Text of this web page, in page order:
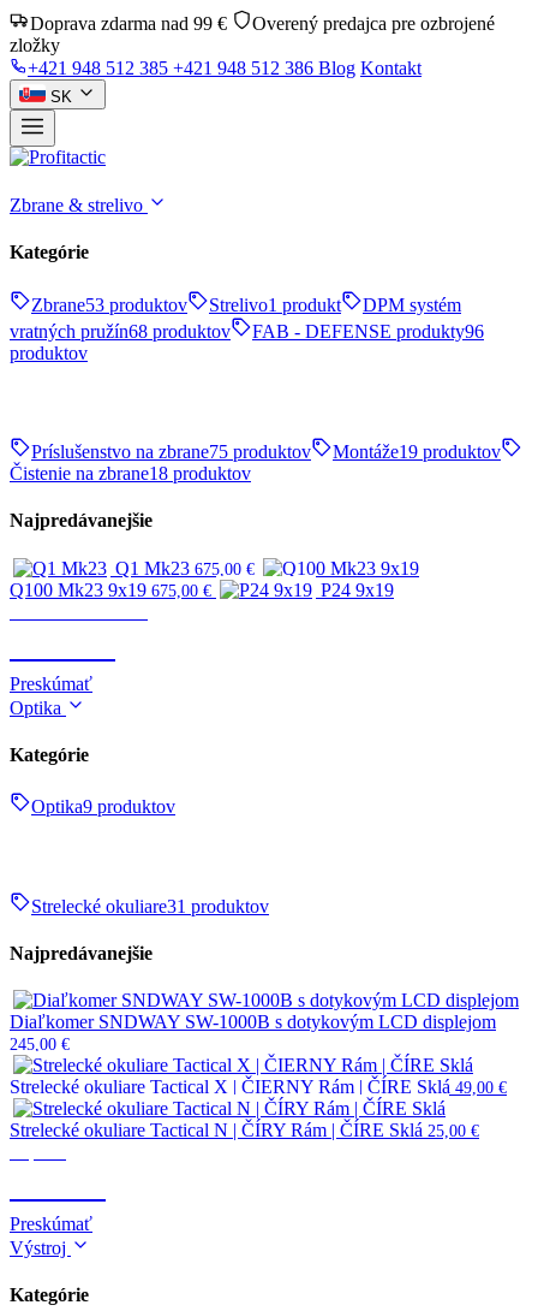
Doprava zdarma nad 99 €
Overený predajca pre ozbrojené
zložky
+421 948 512 385 +421 948 512 386 Blog Kontakt
SK
Zbrane & strelivo
Kategórie
Zbrane53 produktov Strelivo1 produkt
DPM systém
vratných pružín68 produktov FAB - DEFENSE produkty96
produktov
Príslušenstvo na zbrane75 produktov Montáže19 produktov
Čistenie na zbrane18 produktov
Najpredávanejšie
Q1 Mk23 675,00 €
Q100 Mk23 9x19 675,00 €
P24 9x19
Preskúmať
Optika
Kategórie
Optika9 produktov
Strelecké okuliare31 produktov
Najpredávanejšie
Diaľkomer SNDWAY SW-1000B s dotykovým LCD displejom
245,00 €
Strelecké okuliare Tactical X | ČIERNY Rám | ČÍRE Sklá 49,00 €
Strelecké okuliare Tactical N | ČÍRY Rám | ČÍRE Sklá 25,00 €
Preskúmať
Výstroj
Kategórie